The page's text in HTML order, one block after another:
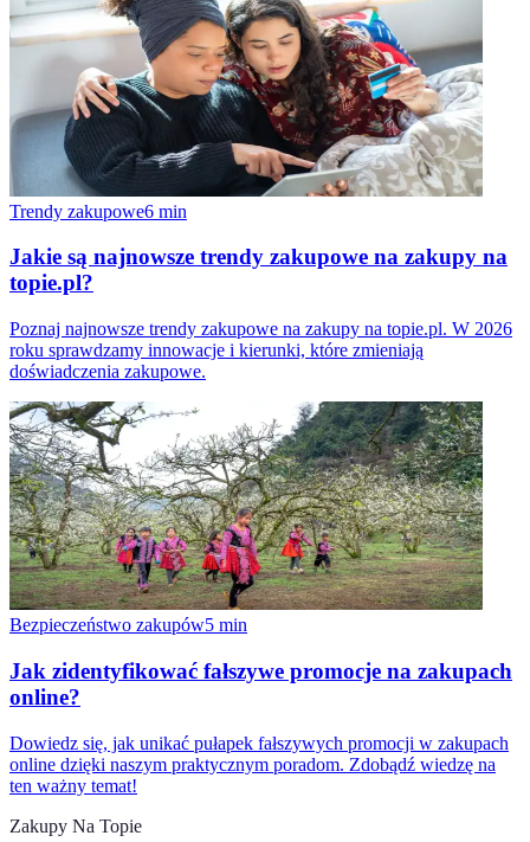
Trendy zakupowe6 min
Jakie są najnowsze trendy zakupowe na zakupy na
topie.pl?
Poznaj najnowsze trendy zakupowe na zakupy na topie.pl. W 2026
roku sprawdzamy innowacje i kierunki, które zmieniają
doświadczenia zakupowe.
Bezpieczeństwo zakupów5 min
Jak zidentyfikować fałszywe promocje na zakupach
online?
Dowiedz się, jak unikać pułapek fałszywych promocji w zakupach
online dzięki naszym praktycznym poradom. Zdobądź wiedzę na
ten ważny temat!
Zakupy Na Topie